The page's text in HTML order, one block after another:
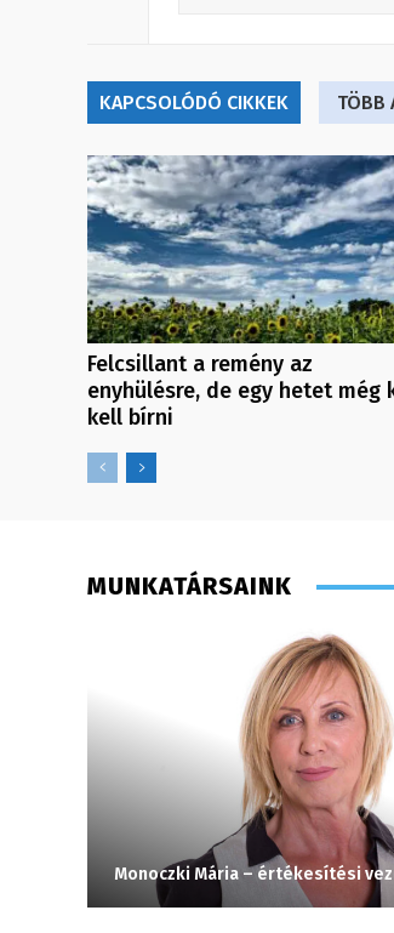
KAPCSOLÓDÓ CIKKEK TÖBB
Felcsillant a remény az
enyhülésre, de egy hetet még
kell bírni
MUNKATÁRSAINK
Monoczki Mária – értékesítési